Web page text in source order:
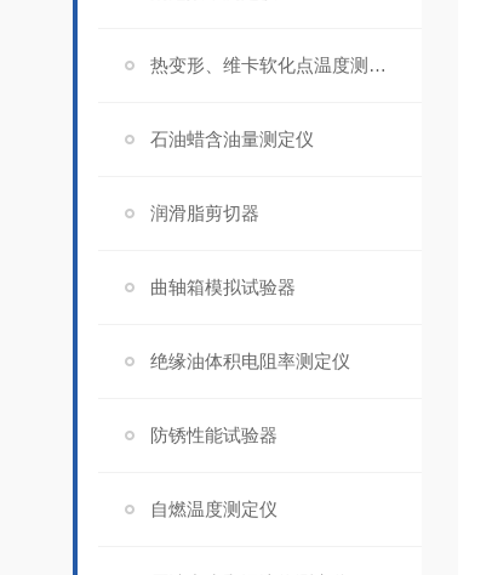
热变形、维卡软化点温度测定仪
石油蜡含油量测定仪
润滑脂剪切器
曲轴箱模拟试验器
绝缘油体积电阻率测定仪
防锈性能试验器
自燃温度测定仪